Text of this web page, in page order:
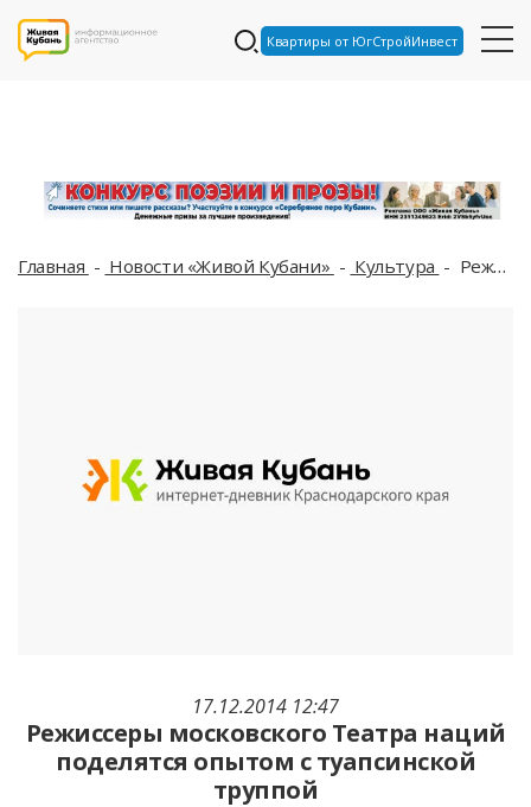
Квартиры от ЮгСтройИнвест
Главная Новости «Живой Кубани» Культура Режиссеры московского Театра наций поделятся опытом с туапсинской труппой
17.12.2014 12:47
Режиссеры московского Театра наций
поделятся опытом с туапсинской
труппой